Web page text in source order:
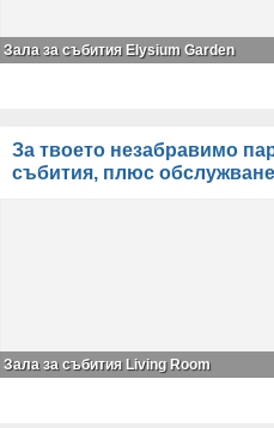
Зала за събития Elysium Garden
За твоето незабравимо
събития, плюс
Зала за събития Living Room